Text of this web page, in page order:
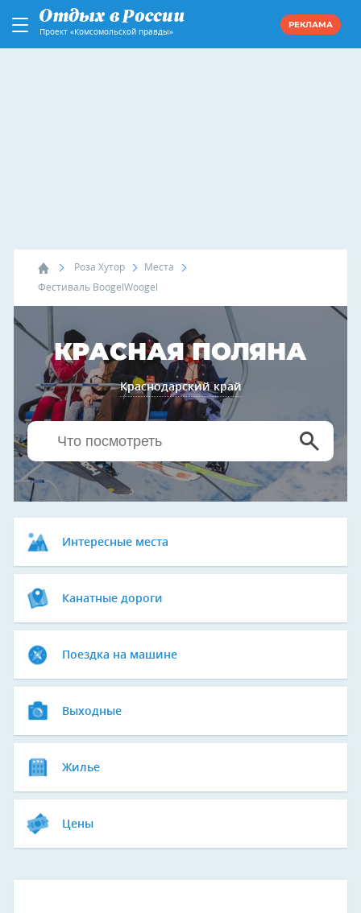
Проект «Комсомольской правды»
РЕКЛАМА
Роза Хутор Места
Фестиваль BoogelWoogel
КРАСНАЯ ПОЛЯНА
Краснодарский край
Интересные места
Канатные дороги
Поездка на машине
Выходные
Жилье
Цены